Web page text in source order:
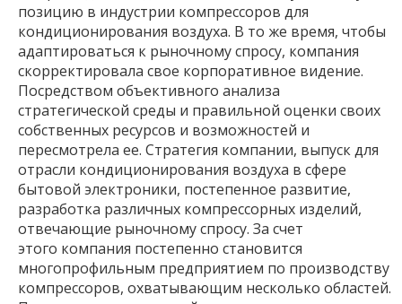
позицию в индустрии компрессоров для
кондиционирования воздуха. В то же время, чтобы
адаптироваться к рыночному спросу, компания
скорректировала свое корпоративное видение.
Посредством объективного анализа
стратегической среды и правильной оценки своих
собственных ресурсов и возможностей и
пересмотрела ее. Стратегия компании, выпуск для
отрасли кондиционирования воздуха в сфере
бытовой электроники, постепенное развитие,
разработка различных компрессорных изделий,
отвечающие рыночному спросу. За счет
этого компания постепенно становится
многопрофильным предприятием по производству
компрессоров, охватывающим несколько областей.